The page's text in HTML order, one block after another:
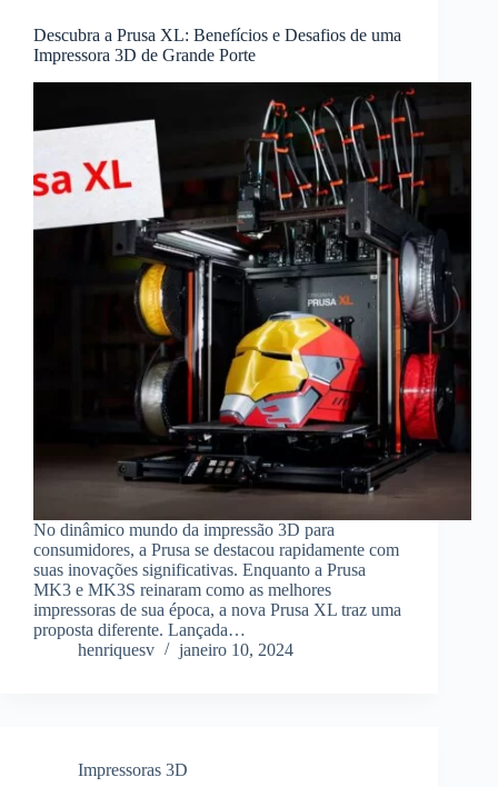
Descubra a Prusa XL: Benefícios e Desafios de uma
Impressora 3D de Grande Porte
No dinâmico mundo da impressão 3D para
consumidores, a Prusa se destacou rapidamente com
suas inovações significativas. Enquanto a Prusa
MK3 e MK3S reinaram como as melhores
impressoras de sua época, a nova Prusa XL traz uma
proposta diferente. Lançada…
henriquesv
janeiro 10, 2024
Impressoras 3D